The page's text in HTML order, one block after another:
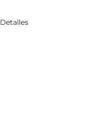
Detalles